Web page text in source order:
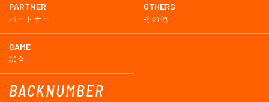
PARTNER
パートナー
OTHERS
その他
GAME
試合
BACKNUMBER